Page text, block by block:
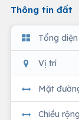
Thông tin đất
Tổng
Vị trí
Mặt
Chiều